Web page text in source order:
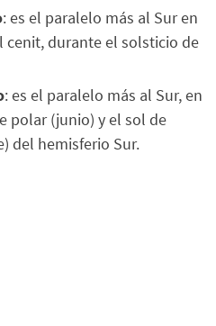
: es el paralelo más al Sur en
cenit, durante el solsticio de
: es el paralelo más al Sur, en
polar (junio) y el sol de
del hemisferio Sur.